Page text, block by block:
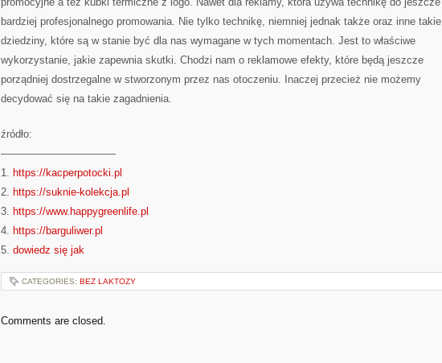
bardziej profesjonalnego promowania. Nie tylko technikę, niemniej jednak także oraz inne takie
dziedziny, które są w stanie być dla nas wymagane w tych momentach. Jest to właściwe
wykorzystanie, jakie zapewnia skutki. Chodzi nam o reklamowe efekty, które będą jeszcze
porządniej dostrzegalne w stworzonym przez nas otoczeniu. Inaczej przecież nie możemy
decydować się na takie zagadnienia.
źródło:
———————————
1. https://kacperpotocki.pl
2. https://suknie-kolekcja.pl
3. https://www.happygreenlife.pl
4. https://barguliwer.pl
5. dowiedz się jak
CATEGORIES: BEZ LAKTOZY
Comments are closed.